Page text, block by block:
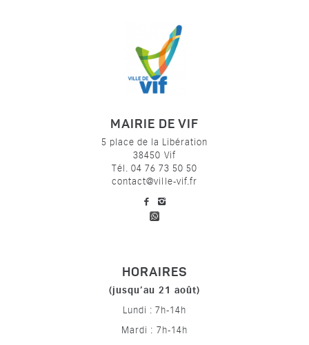
MAIRIE DE VIF
5 place de la Libération
38450 Vif
Tél. 04 76 73 50 50
contact@ville-vif.fr
voir notre page facebook
HORAIRES
(jusqu’au 21 août)
Lundi : 7h-14h
Mardi : 7h-14h